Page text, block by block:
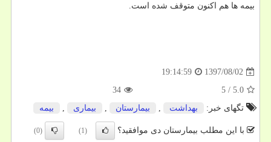
بیمه ها هم اكنون متوقف شده است.
1397/08/02
19:14:59
5.0
/
5
34
تگهای خبر:
بهداشت , بیمارستان , بیماری , بیمه
با این مطلب بیمارستان دی موافقید؟ (1)
(0)